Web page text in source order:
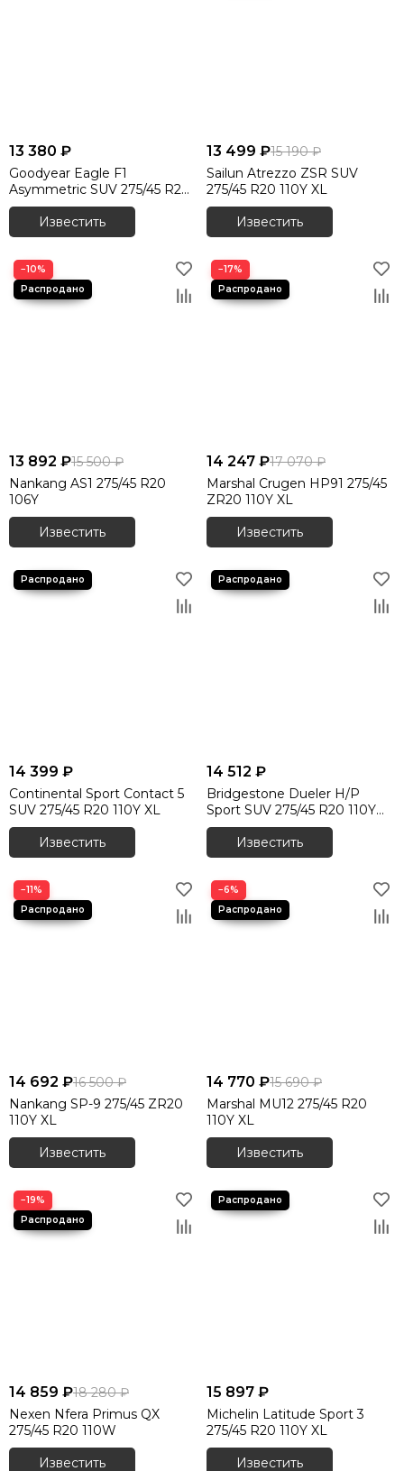
13 380 ₽
Goodyear Eagle F1
Asymmetric SUV 275/45 R20
110Y XL
Известить
13 499 ₽15 190 ₽
Sailun Atrezzo ZSR SUV
275/45 R20 110Y XL
Известить
−10%
13 892 ₽15 500 ₽
Nankang AS1 275/45 R20
106Y
Известить
−17%
14 247 ₽17 070 ₽
Marshal Crugen HP91 275/45
ZR20 110Y XL
Известить
14 399 ₽
Continental Sport Contact 5
SUV 275/45 R20 110Y XL
Известить
14 512 ₽
Bridgestone Dueler H/P
Sport SUV 275/45 R20 110Y
XL
Известить
−11%
14 692 ₽16 500 ₽
Nankang SP-9 275/45 ZR20
110Y XL
Известить
−6%
14 770 ₽15 690 ₽
Marshal MU12 275/45 R20
110Y XL
Известить
−19%
14 859 ₽18 280 ₽
Nexen Nfera Primus QX
275/45 R20 110W
Известить
15 897 ₽
Michelin Latitude Sport 3
275/45 R20 110Y XL
Известить